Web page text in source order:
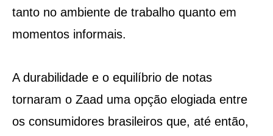
tanto no ambiente de trabalho quanto em
momentos informais.
A durabilidade e o equilíbrio de notas
tornaram o Zaad uma opção elogiada entre
os consumidores brasileiros que, até então,